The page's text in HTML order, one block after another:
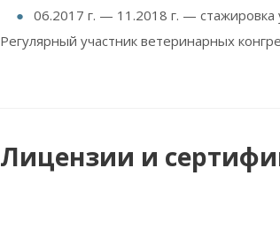
06.2017 г. — 11.2018 г. —
Регулярный участник ветеринарных
Лицензии и